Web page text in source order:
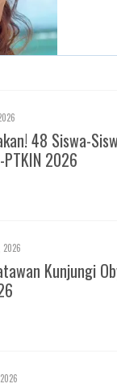
48 Siswa-
PTKIN 2026
2026
Kunjungi